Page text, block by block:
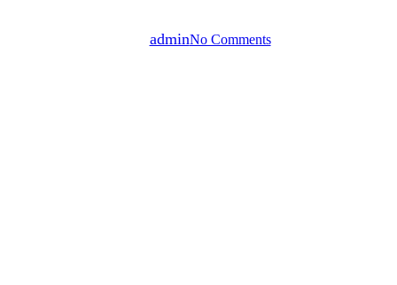
adminNo Comments